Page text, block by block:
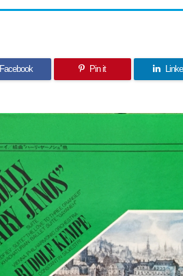
Facebook Pin it